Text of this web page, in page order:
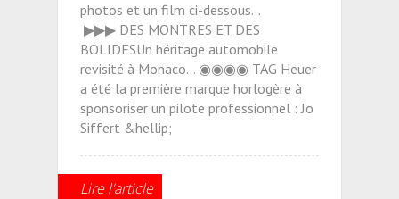
photos et un film ci-dessous...
▶▶▶ DES MONTRES ET DES
BOLIDESUn héritage automobile
revisité à Monaco... ◉◉◉◉ TAG Heuer
a été la première marque horlogère à
sponsoriser un pilote professionnel : Jo
Siffert &hellip;
Lire l'article